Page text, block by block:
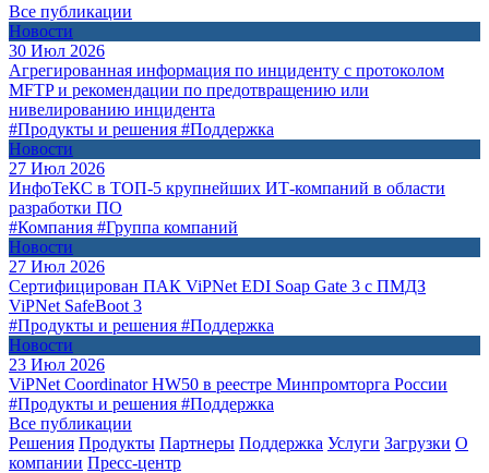
Все публикации
Новости
30 Июл 2026
Агрегированная информация по инциденту с протоколом
MFTP и рекомендации по предотвращению или
нивелированию инцидента
#Продукты и решения #Поддержка
Новости
27 Июл 2026
ИнфоТеКС в ТОП-5 крупнейших ИТ-компаний в области
разработки ПО
#Компания #Группа компаний
Новости
27 Июл 2026
Сертифицирован ПАК ViPNet EDI Soap Gate 3 с ПМДЗ
ViPNet SafeBoot 3
#Продукты и решения #Поддержка
Новости
23 Июл 2026
ViPNet Coordinator HW50 в реестре Минпромторга России
#Продукты и решения #Поддержка
Все публикации
Решения Продукты Партнeры Поддержка Услуги Загрузки О
компании Пресс-центр